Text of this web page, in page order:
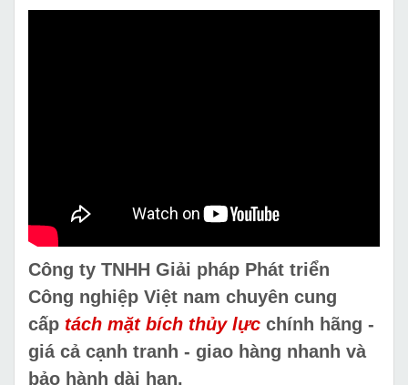
Công ty TNHH Giải pháp Phát triển
Công nghiệp Việt nam chuyên cung
cấp tách mặt bích thủy lực chính hãng -
giá cả cạnh tranh - giao hàng nhanh và
bảo hành dài hạn.